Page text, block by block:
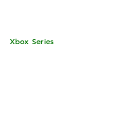
Xbox Series